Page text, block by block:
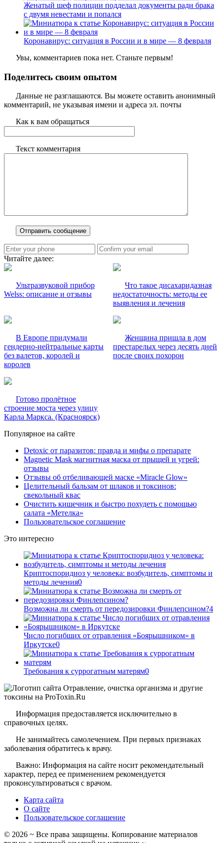
Женатый шеф полиции подделал документы ради брака
с двумя невестами и попался
Коронавирус: ситуация в России и в мире — 8 февраля
Увы, комментариев пока нет. Станьте первым!
Поделитесь своим опытом
Данные не разглашаются. Вы можете оставить анонимный
комментарий, не указывая имени и адреса эл. почты
Как к вам обращаться
Текст комментария
Читайте далее:
Ультразвуковой прибор
Welss: описание и отзывы
Что такое дисахаридазная
недостаточность: методы ее
выявления и лечения
В Европе придумали
гендерно-нейтральные карты
без валетов, королей и
королев
Женщина пришла в дом
престарелых через десять дней
после своих похорон
Готово пролётное
строение моста через улицу
Карла Маркса. (Красноярск)
Популярное на сайте
Detoxic от паразитов: правда и мифы о препарате
Magnetic Mask магнитная маска от прыщей и угрей:
отзывы
Отзывы об отбеливающей маске «Miracle Glow»
Целительный бальзам от шлаков и токсинов:
свекольный квас
Очистить кишечник и быстро похудеть с помощью
салата «Метелка»
Пользовательское соглашение
Это интересно
Криптоспоридиоз у человека: возбудитель, симптомы и
методы лечения0
Возможна ли смерть от передозировки Финлепсином?4
Число погибших от отравления «Боярышником» в
Иркутске0
Требования к суррогатным матерям0
Информация предоставляется исключительно в
справочных целях.
Не занимайтесь самолечением. При первых признаках
заболевания обратитесь к врачу.
Важно: Информация на сайте носит рекомендательный
характер, перед ее применением рекомендуется
проконсультироваться с врачом.
Карта сайта
О сайте
Пользовательское соглашение
© 2026 ~ Все права защищены. Копирование материалов